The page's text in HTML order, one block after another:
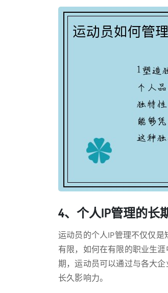
4、个人IP管理的长
运动员的个人IP管理不仅仅
有限，如何在有限的职业生
期，运动员可以通过与各大
长久影响力。